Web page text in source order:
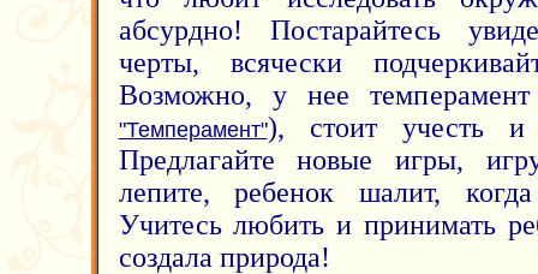
абсурдно! Постарайтесь
черты, всячески
Возможно, у нее
"Темперамент"), стоит учесть и
Предлагайте новые игры,
лепите, ребенок шалит,
Учитесь любить и принимать
создала природа!